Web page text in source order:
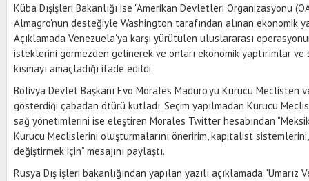
Küba Dışişleri Bakanlığı ise "Amerikan Devletleri Organizasyonu
Almagro'nun desteğiyle Washington tarafından alınan ekonomik
Açıklamada Venezuela'ya karşı yürütülen uluslararası
isteklerini görmezden gelinerek ve onları ekonomik yaptırımlar
kısmayı amaçladığı ifade edildi.
Bolivya Devlet Başkanı Evo Morales Maduro'yu Kurucu Meclisten
gösterdiği çabadan ötürü kutladı. Seçim yapılmadan Kurucu
sağ yönetimlerini ise eleştiren Morales Twitter hesabından
Kurucu Meclislerini oluşturmalarını öneririm, kapitalist
değiştirmek için” mesajını paylaştı.
Rusya Dış işleri bakanlığından yapılan yazılı açıklamada "Umarız